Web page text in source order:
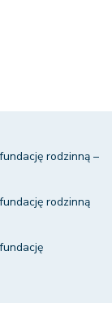
rodzinną –
rodzinną